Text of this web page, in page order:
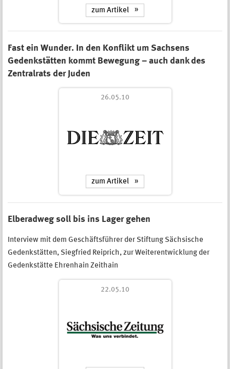
zum Artikel
Fast ein Wunder. In den Konflikt um Sachsens
Gedenkstätten kommt Bewegung – auch dank des
Zentralrats der Juden
26.05.10
zum Artikel
Elberadweg soll bis ins Lager gehen
Interview mit dem Geschäftsführer der Stiftung Sächsische
Gedenkstätten, Siegfried Reiprich, zur Weiterentwicklung der
Gedenkstätte Ehrenhain Zeithain
22.05.10